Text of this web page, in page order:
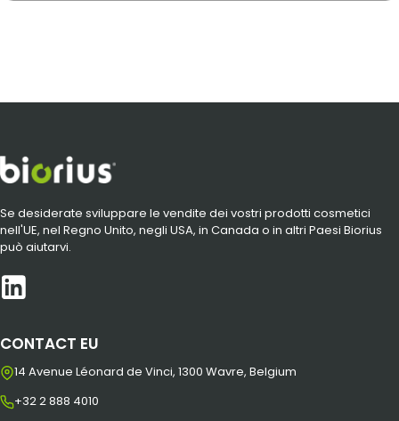
Se desiderate sviluppare le vendite dei vostri prodotti cosmetici
nell'UE, nel Regno Unito, negli USA, in Canada o in altri Paesi Biorius
può aiutarvi.
CONTACT EU
14 Avenue Léonard de Vinci, 1300 Wavre, Belgium
+32 2 888 4010